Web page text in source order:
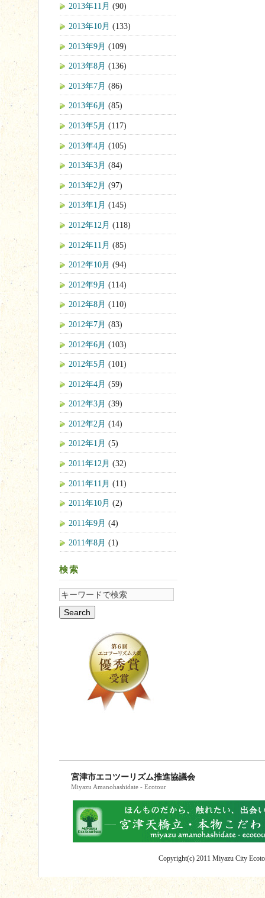
2013年11月 (90)
2013年10月 (133)
2013年9月 (109)
2013年8月 (136)
2013年7月 (86)
2013年6月 (85)
2013年5月 (117)
2013年4月 (105)
2013年3月 (84)
2013年2月 (97)
2013年1月 (145)
2012年12月 (118)
2012年11月 (85)
2012年10月 (94)
2012年9月 (114)
2012年8月 (110)
2012年7月 (83)
2012年6月 (103)
2012年5月 (101)
2012年4月 (59)
2012年3月 (39)
2012年2月 (14)
2012年1月 (5)
2011年12月 (32)
2011年11月 (11)
2011年10月 (2)
2011年9月 (4)
2011年8月 (1)
検索
宮津市エコツーリズム推進協議会
Miyazu Amanohashidate - Ecotour
Copyright(c) 2011 Miyazu City